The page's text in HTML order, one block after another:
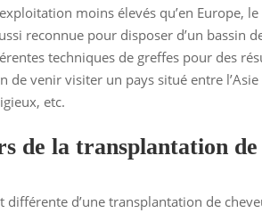
moins élevés qu’en Europe,
reconnue pour disposer d’un bassin
techniques de greffes pour des
de venir visiter un pays situé entre l’Asie
etc.
de la transplantation de
d’une transplantation de